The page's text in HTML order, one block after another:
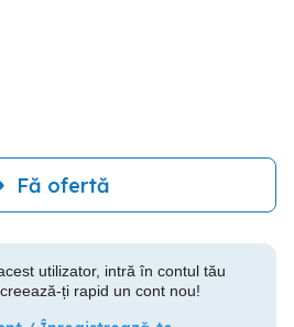
Fă ofertă
utilizator, intră în contul tău
ți rapid un cont nou!